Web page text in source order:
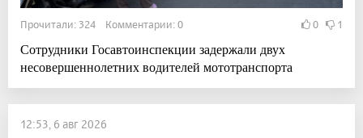
Прочитали: 324 Комментарии: 0 0 1
Сотрудники Госавтоинспекции задержали двух
несовершеннолетних водителей мототранспорта
12:53, 6 авг 2026